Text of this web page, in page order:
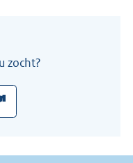
zocht?